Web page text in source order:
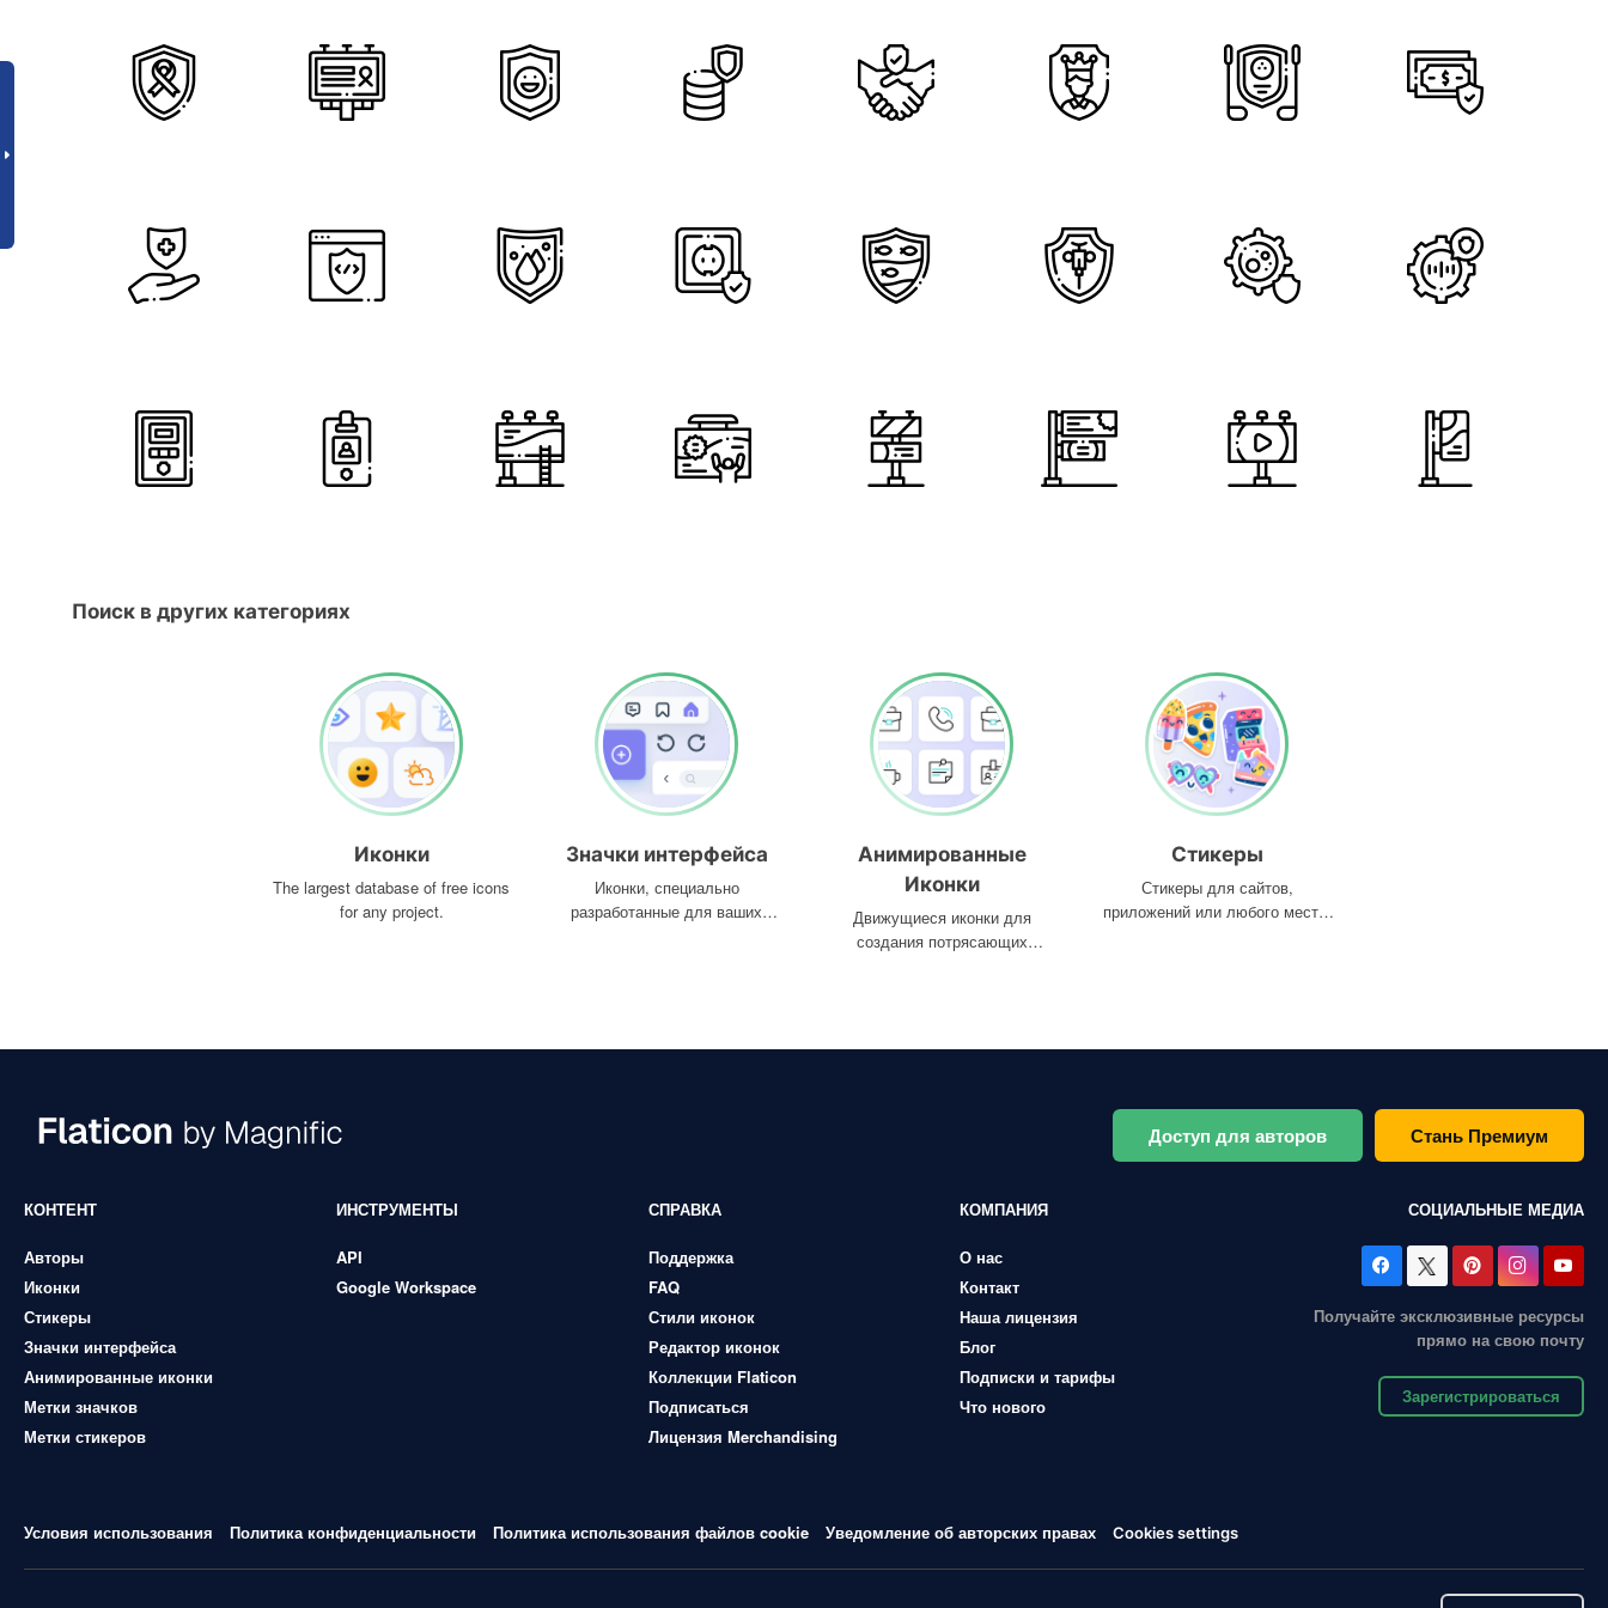
Поиск в других категориях
Иконки
The largest database of free icons
for any project.
Значки интерфейса
Иконки, специально
разработанные для ваших
Анимированные
Иконки
Движущиеся иконки для
создания потрясающих
Стикеры
Стикеры для сайтов,
приложений или любого места,
Доступ для авторов Стань Премиум
КОНТЕНТ
Авторы
Иконки
Стикеры
Значки интерфейса
Анимированные иконки
Метки значков
Метки стикеров
ИНСТРУМЕНТЫ
API
Google Workspace
СПРАВКА
Поддержка
FAQ
Стили иконок
Редактор иконок
Коллекции Flaticon
Подписаться
Лицензия Merchandising
КОМПАНИЯ
О нас
Контакт
Наша лицензия
Блог
Подписки и тарифы
Что нового
СОЦИАЛЬНЫЕ МЕДИА
Получайте эксклюзивные ресурсы
прямо на свою почту
Зарегистрироваться
Условия использования Политика конфиденциальности Политика использования файлов cookie Уведомление об авторских правах Cookies settings